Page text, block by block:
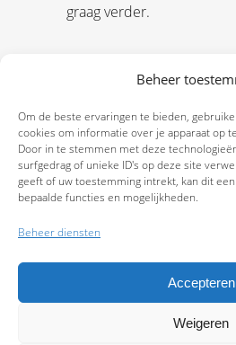
Beheer
Om de beste ervaringen te bieden,
cookies om informatie over je apparaat op
Door in te stemmen met deze
surfgedrag of unieke ID's op deze site
geeft of uw toestemming intrekt, kan dit
bepaalde functies en mogelijkheden.
Beheer diensten
Accepteren
Weigeren
graag verder.